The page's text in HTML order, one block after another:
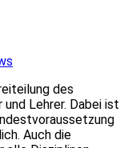
des
Lehrer. Dabei ist
Auch die